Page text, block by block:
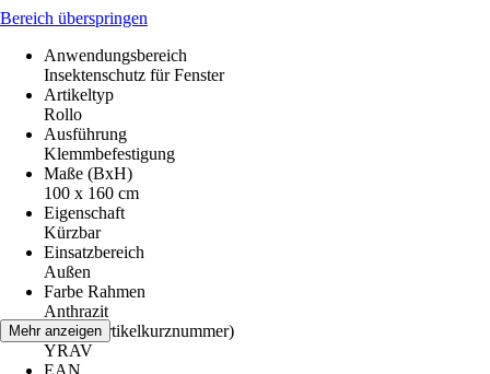
Bereich überspringen
Anwendungsbereich
Insektenschutz für Fenster
Artikeltyp
Rollo
Ausführung
Klemmbefestigung
Maße (BxH)
100 x 160 cm
Eigenschaft
Kürzbar
Einsatzbereich
Außen
Farbe Rahmen
Anthrazit
AKN (Artikelkurznummer)
YRAV
EAN
Mehr anzeigen